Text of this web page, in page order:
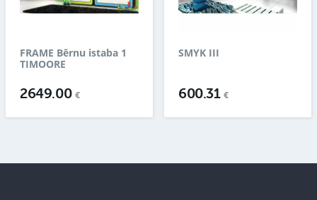
FRAME Bērnu istaba 1
TIMOORE
2649.00 €
SMYK III
600.31€